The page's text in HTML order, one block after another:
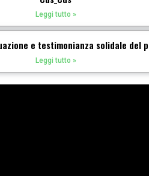
Leggi tutto »
e testimonianza solidale del
Leggi tutto »